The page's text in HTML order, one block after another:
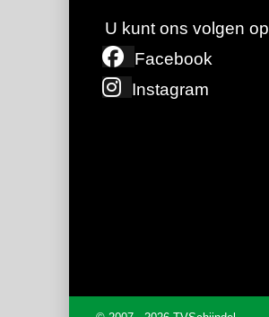
U kunt ons volgen op
Facebook
Instagram